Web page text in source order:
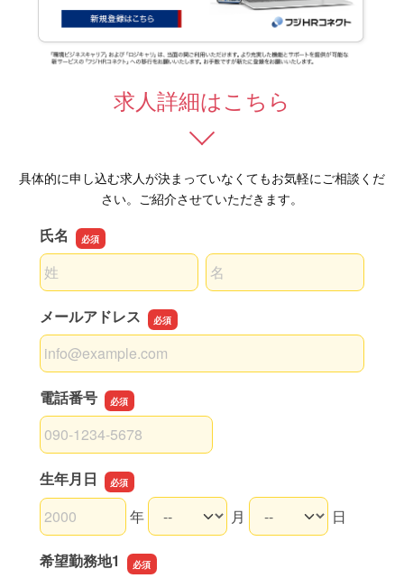
求人詳細はこちら
具体的に申し込む求人が決まっていなくてもお気軽にご相談くだ
さい。ご紹介させていただきます。